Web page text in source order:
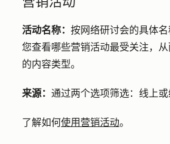
活动名称： 按网络研讨会的具体
您查看哪些营销活动最受关注，
的内容类型。
来源： 通过两个选项筛选：线上或
了解如何使用营销活动。